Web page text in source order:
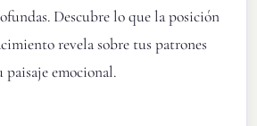
Descubre lo que la posición
revela sobre tus patrones
paisaje emocional.